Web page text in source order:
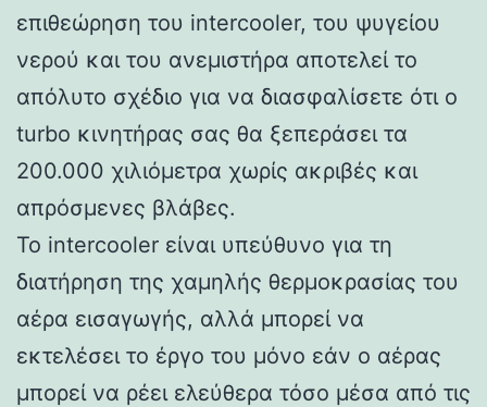
επιθεώρηση του intercooler, του ψυγείου
νερού και του ανεμιστήρα αποτελεί το
απόλυτο σχέδιο για να διασφαλίσετε ότι ο
turbo κινητήρας σας θα ξεπεράσει τα
200.000 χιλιόμετρα χωρίς ακριβές και
απρόσμενες βλάβες.
Το intercooler είναι υπεύθυνο για τη
διατήρηση της χαμηλής θερμοκρασίας του
αέρα εισαγωγής, αλλά μπορεί να
εκτελέσει το έργο του μόνο εάν ο αέρας
μπορεί να ρέει ελεύθερα τόσο μέσα από τις